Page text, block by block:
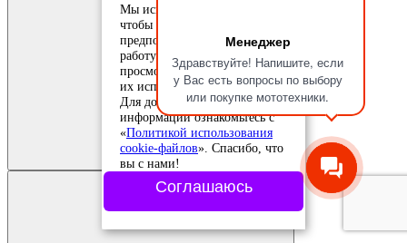
Менеджер
Здравствуйте! Напишите, если
у Вас есть вопросы по выбору
или покупке мототехники.
Добавить в
сравнение
Добавлено в
сравнение
Мы используем cookie-файлы,
чтобы учесть ваши
предпочтения и улучшить
работу сайта. Продолжая
просмотр, вы соглашаетесь с
их использованием.
Для дополнительной
информации ознакомьтесь с
«Политикой использования
cookie-файлов». Спасибо, что
вы с нами!
Соглашаюсь